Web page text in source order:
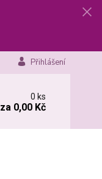
Přihlášení
0ks
za 0,00 Kč